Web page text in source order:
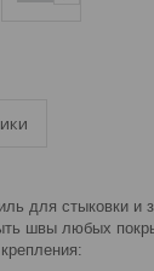
для стыковки и
швы любых